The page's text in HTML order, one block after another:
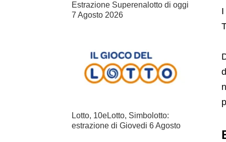
Estrazione Superenalotto di oggi
7 Agosto 2026
Lotto, 10eLotto, Simbolotto:
estrazione di Giovedi 6 Agosto